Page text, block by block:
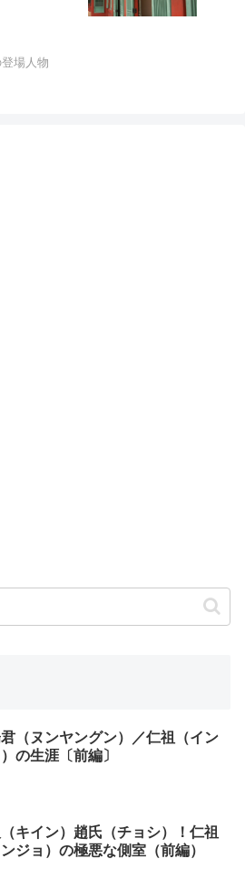
場人物
（ヌンヤングン）／仁祖（イン
の生涯〔前編〕
キイン）趙氏（チョシ）！仁祖
ンジョ）の極悪な側室（前編）